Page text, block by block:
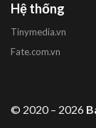
Hệ thống
Tinymedia.vn
Fate.com.vn
© 2020 – 2026